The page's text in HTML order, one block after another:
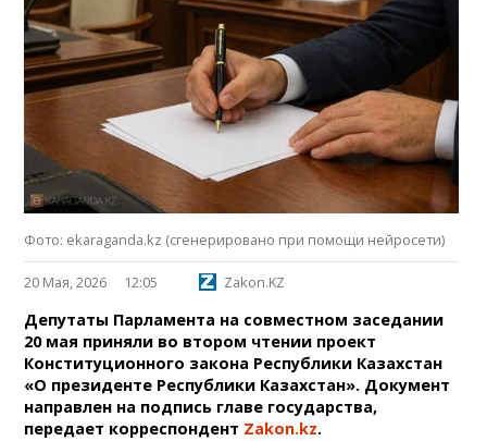
Фото: ekaraganda.kz (сгенерировано при помощи нейросети)
20 Мая, 2026 12:05 Zakon.KZ
Депутаты Парламента на совместном заседании
20 мая приняли во втором чтении проект
Конституционного закона Республики Казахстан
«О президенте Республики Казахстан». Документ
направлен на подпись главе государства,
передает корреспондент Zakon.kz.